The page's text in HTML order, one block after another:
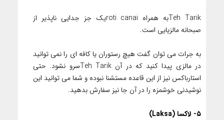
Teh Tarikبه همراه roti canaiیک جز جدایی ناپذیر از
صبحانه مالزیایی است.
به جرات می توان گفت هیچ رستوران یا کافه ای را نمی توانید
در مالزی پیدا کنید که در آن Teh Tarikسرو نشود. حتی
استارباکس نیز از این قاعده مستشنا نبوده و شما می توانید این
نوشیدنی خوشمزه را در آن جا نیز سفارش بدهید.
۵- لاکسا (Laksa)